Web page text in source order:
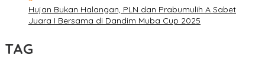
Hujan Bukan Halangan, PLN dan Prabumulih A Sabet
Juara I Bersama di Dandim Muba Cup 2025
TAG